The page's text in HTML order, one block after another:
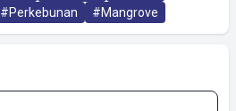
#Perkebunan #Mangrove